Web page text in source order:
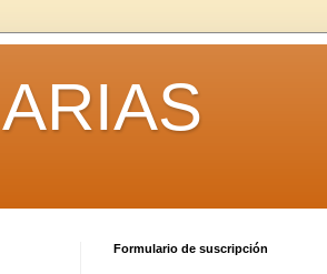
Formulario de suscripción